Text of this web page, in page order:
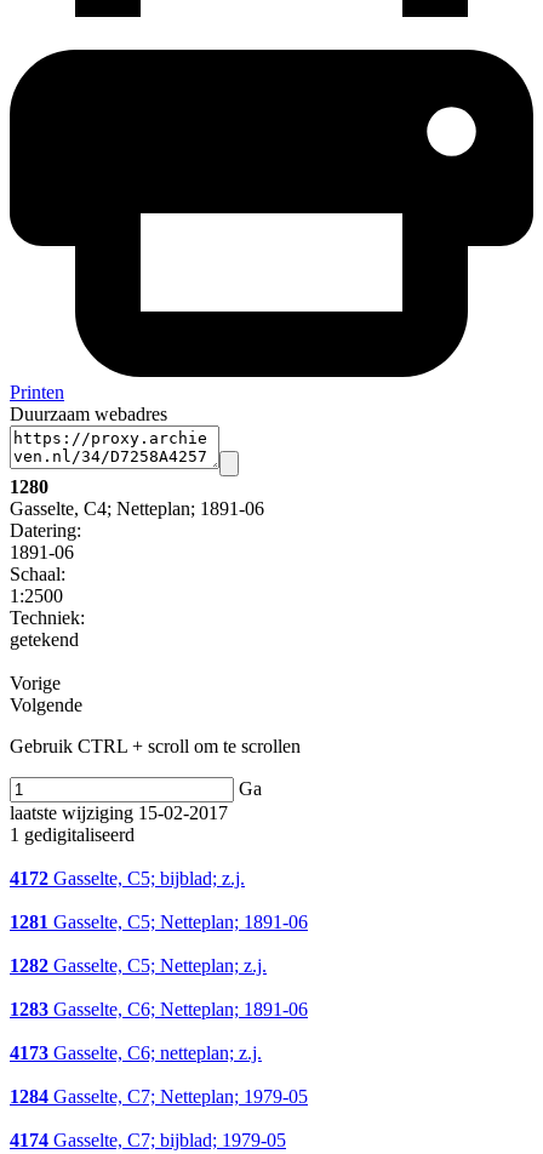
Printen
Duurzaam webadres
1280
Gasselte, C4; Netteplan; 1891-06
Datering:
1891-06
Schaal:
1:2500
Techniek:
getekend
Vorige
Volgende
Gebruik CTRL + scroll om te scrollen
Ga
laatste wijziging 15-02-2017
1 gedigitaliseerd
4172 Gasselte, C5; bijblad; z.j.
1281 Gasselte, C5; Netteplan; 1891-06
1282 Gasselte, C5; Netteplan; z.j.
1283 Gasselte, C6; Netteplan; 1891-06
4173 Gasselte, C6; netteplan; z.j.
1284 Gasselte, C7; Netteplan; 1979-05
4174 Gasselte, C7; bijblad; 1979-05